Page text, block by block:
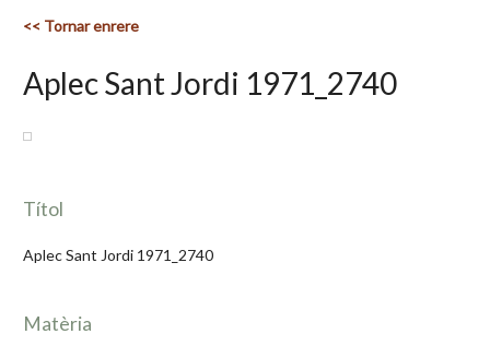
<< Tornar enrere
Aplec Sant Jordi 1971_2740
Títol
Aplec Sant Jordi 1971_2740
Matèria